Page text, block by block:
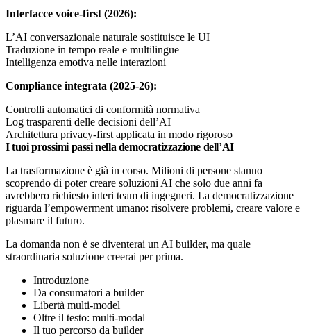
Interfacce voice-first (2026):
L’AI conversazionale naturale sostituisce le UI
Traduzione in tempo reale e multilingue
Intelligenza emotiva nelle interazioni
Compliance integrata (2025-26):
Controlli automatici di conformità normativa
Log trasparenti delle decisioni dell’AI
Architettura privacy-first applicata in modo rigoroso
I tuoi prossimi passi nella democratizzazione dell’AI
La trasformazione è già in corso. Milioni di persone stanno
scoprendo di poter creare soluzioni AI che solo due anni fa
avrebbero richiesto interi team di ingegneri. La democratizzazione
riguarda l’empowerment umano: risolvere problemi, creare valore e
plasmare il futuro.
La domanda non è se diventerai un AI builder, ma quale
straordinaria soluzione creerai per prima.
Introduzione
Da consumatori a builder
Libertà multi-model
Oltre il testo: multi-modal
Il tuo percorso da builder